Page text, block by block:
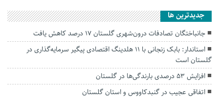
جديدترين ها
جانباختگان تصادفات درون‌شهری گلستان ۱۷ درصد کاهش یافت
استاندار: بابک زنجانی با ۱۱ هلدینگ اقتصادی پیگیر سرمایه‌گذاری در
گلستان است
افزایش ۵۳ درصدی بارندگی‌ها در گلستان
اتفاقی عجیب در‌ گنبدکاووس و استان گلستان